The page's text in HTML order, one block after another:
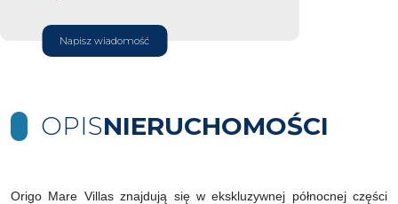
Napisz wiadomość
OPISNIERUCHOMOŚCI
Origo Mare Villas znajdują się w ekskluzywnej północnej części